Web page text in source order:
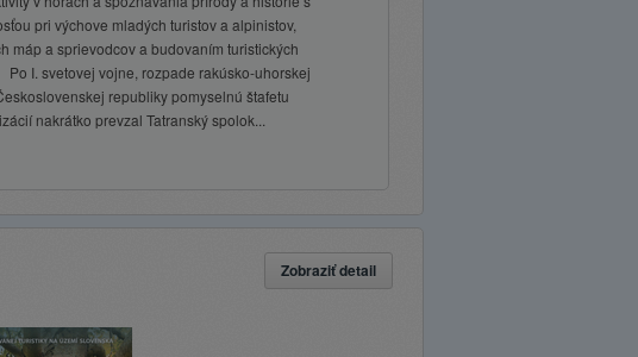
pri výchove mladých turistov a alpinistov,
máp a sprievodcov a budovaním turistických
I. svetovej vojne, rozpade rakúsko-uhorskej
republiky pomyselnú štafetu
nakrátko prevzal Tatranský spolok...
Zobraziť detail